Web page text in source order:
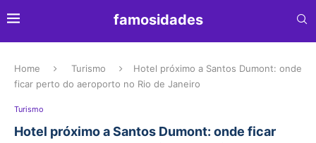
famosidades
Home Turismo
Hotel próximo a Santos Dumont: onde
ficar perto do aeroporto no Rio de Janeiro
Turismo
Hotel próximo a Santos Dumont: onde ficar